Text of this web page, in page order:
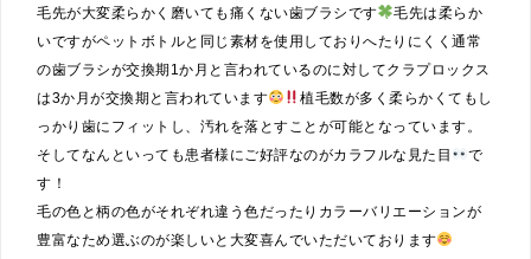
毛先が大変柔らかく磨いても痛くない歯ブラシです
毛先は柔らか
いですがペットボトルと同じ素材を使用しておりへたりにくく通常
の歯ブラシが交換期1か月と言われているのに対してクラプロックス
は3か月が交換期と言われています
植毛数が多く柔らかくてもし
っかり歯にフィットし、汚れを落とすことが可能となっています。
そしてなんといっても患者様にご好評なのがカラフルな見た目
で
す！
毛の色と柄の色がそれぞれ違う色だったりカラーバリエーションが
豊富なため選ぶのが楽しいと大変喜んでいただいております